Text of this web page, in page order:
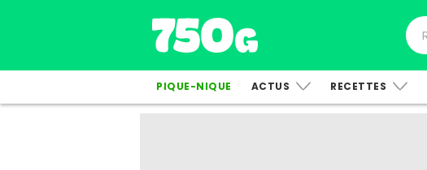
PIQUE-NIQUE ACTUS RECETTES